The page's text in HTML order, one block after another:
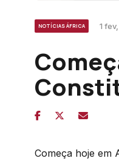
NOTÍCIAS ÁFRICA 1
Começa hoje em